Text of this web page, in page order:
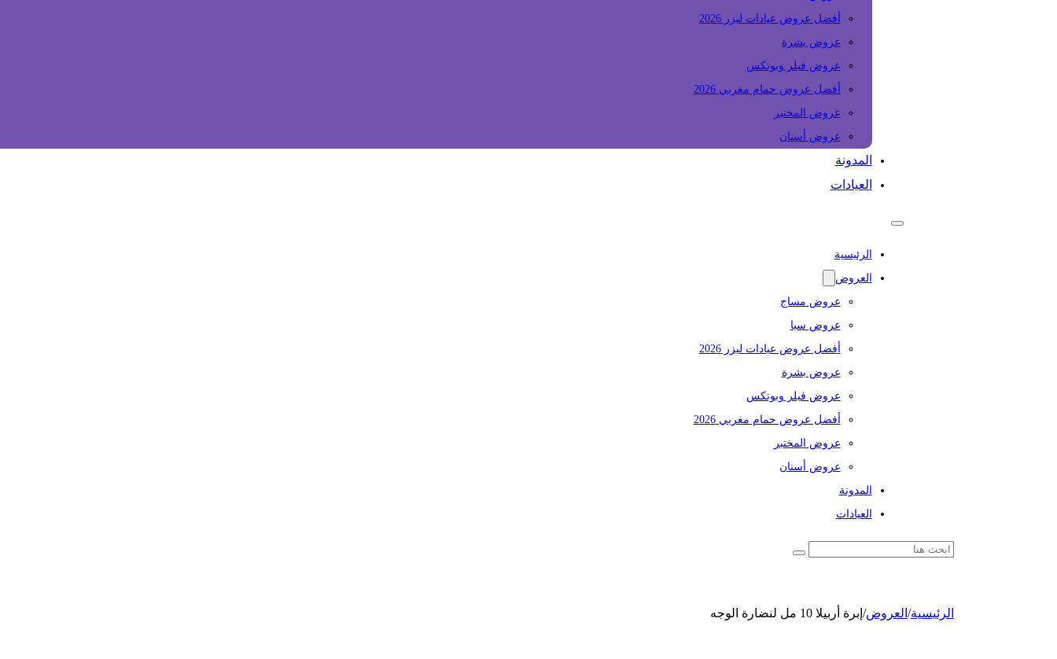
أفضل عروض عيادات ليزر 2026
عروض بشرة
عروض فيلر وبوتكس
أفضل عروض حمام مغربي 2026
عروض المختبر
عروض أسنان
المدونة
العيادات
الرئيسية
العروض
عروض مساج
عروض سبا
أفضل عروض عيادات ليزر 2026
عروض بشرة
عروض فيلر وبوتكس
أفضل عروض حمام مغربي 2026
عروض المختبر
عروض أسنان
المدونة
العيادات
الرئيسية/ العروض/ إبرة أربيلا 10 مل لنضارة الوجه